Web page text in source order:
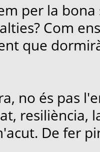
per la
Com
que
no és pas
resiliència,
De fer